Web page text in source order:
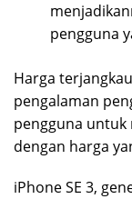
pengguna
Harga
pengalaman
pengguna
dengan harga
iPhone SE 3,